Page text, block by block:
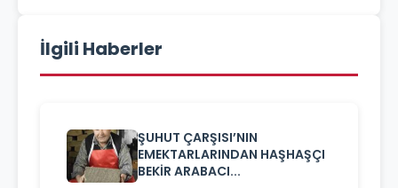
İlgili Haberler
ŞUHUT ÇARŞISI’NIN
EMEKTARLARINDAN HAŞHAŞÇI
BEKİR ARABACI...